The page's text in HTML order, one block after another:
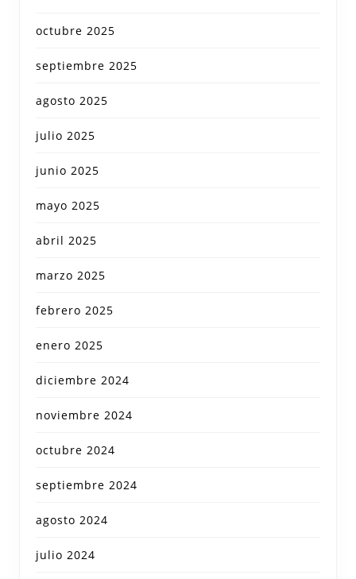
octubre 2025
septiembre 2025
agosto 2025
julio 2025
junio 2025
mayo 2025
abril 2025
marzo 2025
febrero 2025
enero 2025
diciembre 2024
noviembre 2024
octubre 2024
septiembre 2024
agosto 2024
julio 2024